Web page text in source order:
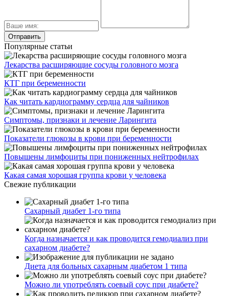
Популярные статьи
Лекарства расширяющие сосуды головного мозга
КТГ при беременности
Как читать кардиограмму сердца для чайников
Симптомы, признаки и лечение Ларингита
Показатели глюкозы в крови при беременности
Повышены лимфоциты при пониженных нейтрофилах
Какая самая хорошая группа крови у человека
Свежие публикации
Сахарный диабет 1-го типа
Когда назначается и как проводится гемодиализ при
сахарном диабете?
Диета для больных сахарным диабетом 1 типа
Можно ли употреблять соевый соус при диабете?